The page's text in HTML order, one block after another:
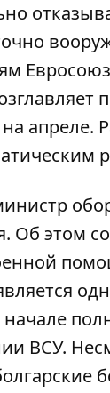
апреле.
Об этом
начале
ВСУ.